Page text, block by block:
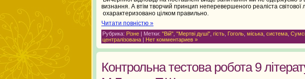
визнання. А втім творчий принцип неперевершеного реаліста світової
охарактеризовано цілком правильно.
Читати повністю »
Рубрика: Різне | Метки: "Вій", "Мертві душі", гість, Гоголь, міська, система,
централізована
Нет комментариев »
Контрольна тестова робота 9